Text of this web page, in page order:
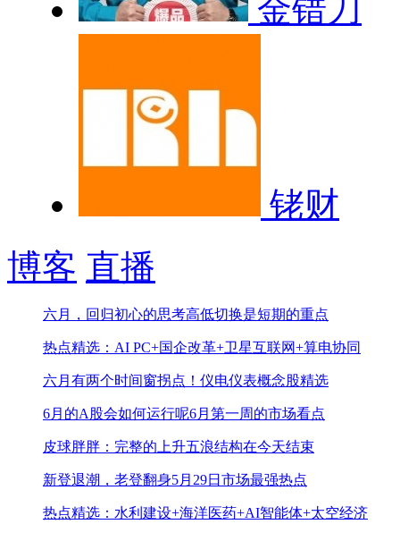
金错刀
铑财
博客 直播
六月，回归初心的思考高低切换是短期的重点
热点精选：AI PC+国企改革+卫星互联网+算电协同
六月有两个时间窗拐点！ 仪电仪表概念股精选
6月的A股会如何运行呢6月第一周的市场看点
皮球胖胖：完整的上升五浪结构在今天结束
新登退潮，老登翻身5月29日市场最强热点
热点精选：水利建设+海洋医药+AI智能体+太空经济